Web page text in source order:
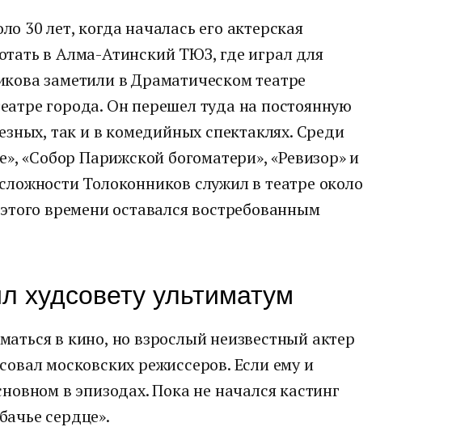
30 лет, когда началась его актерская
в Алма-Атинский ТЮЗ, где играл для
заметили в Драматическом театре
города. Он перешел туда на постоянную
так и в комедийных спектаклях. Среди
«Собор Парижской богоматери», «Ревизор» и
Толоконников служил в театре около
времени оставался востребованным
худсовету ультиматум
в кино, но взрослый неизвестный актер
московских режиссеров. Если ему и
в эпизодах. Пока не начался кастинг
сердце».